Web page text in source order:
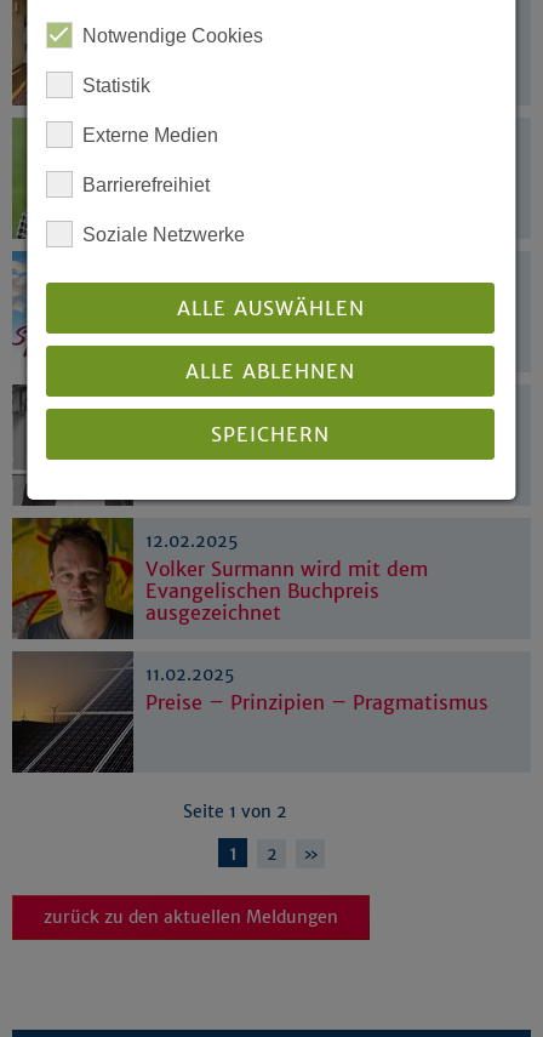
Ökumenischer Austausch zur
19.02.2025
Klimafasten 2025: So viel du brauchst
17.02.2025
Abschied aus dem Landeskirchenamt
12.02.2025
Volker Surmann wird mit dem
Evangelischen Buchpreis
ausgezeichnet
11.02.2025
Preise – Prinzipien – Pragmatismus
Seite 1 von 2
1 2 »
zurück zu den aktuellen Meldungen
Notwendige Cookies
Statistik
Externe Medien
Barrierefreihiet
Soziale Netzwerke
ALLE AUSWÄHLEN
ALLE ABLEHNEN
SPEICHERN
Impressum|Datenschutz